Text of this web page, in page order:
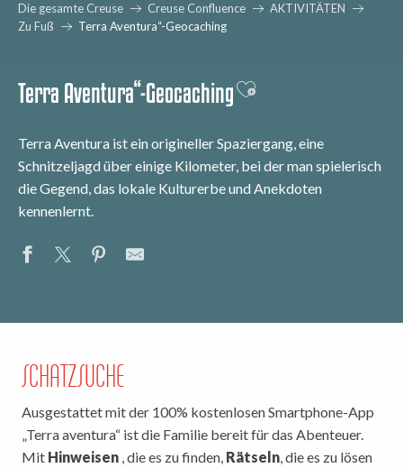
Die gesamte Creuse Creuse Confluence
AKTIVITÄTEN
Zu Fuß
Terra Aventura“-Geocaching
Terra Aventura“-GeocachingAjouter aux favoris
Terra Aventura ist ein origineller Spaziergang, eine
Schnitzeljagd über einige Kilometer, bei der man spielerisch
die Gegend, das lokale Kulturerbe und Anekdoten
kennenlernt.
SCHATZSUCHE
Ausgestattet mit der 100% kostenlosen Smartphone-App
„Terra aventura“ ist die Familie bereit für das Abenteuer.
Mit Hinweisen , die es zu finden, Rätseln, die es zu lösen